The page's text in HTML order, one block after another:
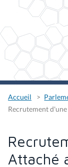
Accueil
Recrutement
Attaché